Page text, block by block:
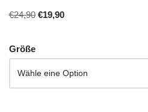
€24,90 €19,90
Größe